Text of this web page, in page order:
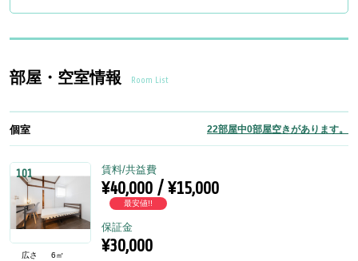
部屋・空室情報 Room List
個室 22部屋中0部屋空きがあります。
101
広さ 6㎡
賃料/共益費
¥40,000 / ¥15,000
最安値!!
保証金
¥30,000